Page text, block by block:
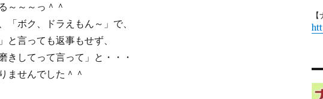
～～～っ＾＾
「ボク、ドラえもん～」で、
と言っても返事もせず、
きしてって言って」と・・・
ませんでした＾＾